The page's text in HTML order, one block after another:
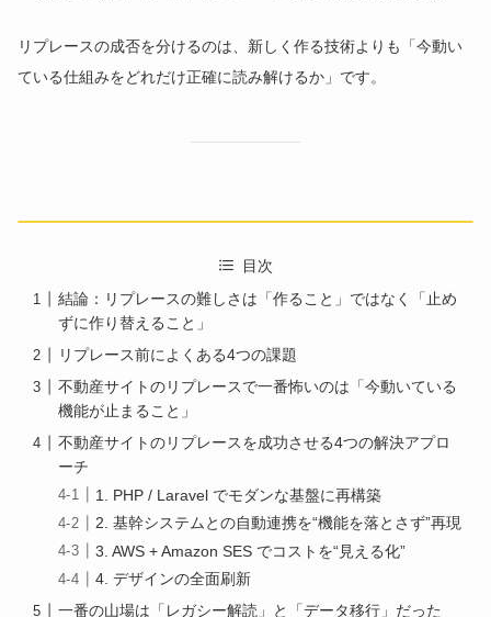
リプレースの成否を分けるのは、新しく作る技術よりも「今動い
ている仕組みをどれだけ正確に読み解けるか」です。
目次
結論：リプレースの難しさは「作ること」ではなく「止め
ずに作り替えること」
リプレース前によくある4つの課題
不動産サイトのリプレースで一番怖いのは「今動いている
機能が止まること」
不動産サイトのリプレースを成功させる4つの解決アプロ
ーチ
1. PHP / Laravel でモダンな基盤に再構築
2. 基幹システムとの自動連携を“機能を落とさず”再現
3. AWS + Amazon SES でコストを“見える化”
4. デザインの全面刷新
一番の山場は「レガシー解読」と「データ移行」だった